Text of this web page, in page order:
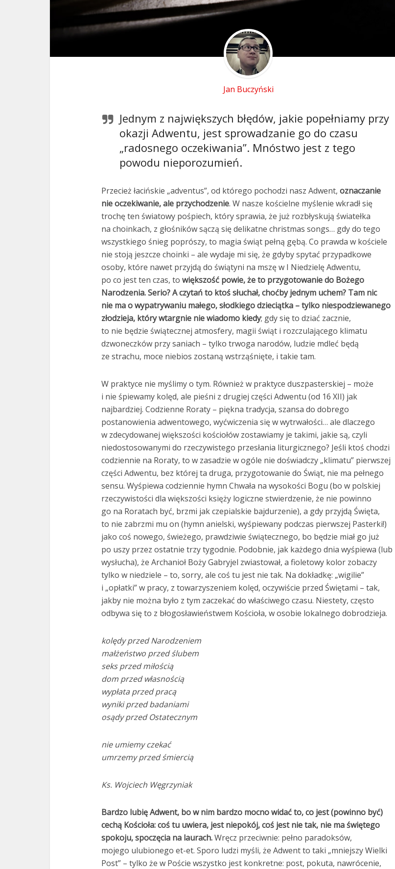
Jan Buczyński
Jednym z największych błędów, jakie popełniamy przy
okazji Adwentu, jest sprowadzanie go do czasu
„radosnego oczekiwania”. Mnóstwo jest z tego
powodu nieporozumień.
Przecież łacińskie „adventus”, od którego pochodzi nasz Adwent, oznaczanie
nie oczekiwanie, ale przychodzenie. W nasze kościelne myślenie wkradł się
trochę ten światowy pośpiech, który sprawia, że już rozbłyskują światełka
na choinkach, z głośników sączą się delikatne christmas songs… gdy do tego
wszystkiego śnieg poprószy, to magia świąt pełną gębą. Co prawda w kościele
nie stoją jeszcze choinki – ale wydaje mi się, że gdyby spytać przypadkowe
osoby, które nawet przyjdą do świątyni na mszę w I Niedzielę Adwentu,
po co jest ten czas, to większość powie, że to przygotowanie do Bożego
Narodzenia. Serio?A czytań to ktoś słuchał, choćby jednym uchem? Tam nic
nie ma o wypatrywaniu małego, słodkiego dzieciątka – tylko niespodziewanego
złodzieja, który wtargnie nie wiadomo kiedy; gdy się to dziać zacznie,
to nie będzie świątecznej atmosfery, magii świąt i rozczulającego klimatu
dzwoneczków przy saniach – tylko trwoga narodów, ludzie mdleć będą
ze strachu, moce niebios zostaną wstrząśnięte, i takie tam.
W praktyce nie myślimy o tym. Również w praktyce duszpasterskiej – może
i nie śpiewamy kolęd, ale pieśni z drugiej części Adwentu (od 16 XII) jak
najbardziej. Codzienne Roraty – piękna tradycja, szansa do dobrego
postanowienia adwentowego, wyćwiczenia się w wytrwałości… ale dlaczego
w zdecydowanej większości kościołów zostawiamy je takimi, jakie są, czyli
niedostosowanymi do rzeczywistego przesłania liturgicznego? Jeśli ktoś chodzi
codziennie na Roraty, to w zasadzie w ogóle nie doświadczy „klimatu” pierwszej
części Adwentu, bez której ta druga, przygotowanie do Świąt, nie ma pełnego
sensu. Wyśpiewa codziennie hymn Chwała na wysokości Bogu (bo w polskiej
rzeczywistości dla większości księży logiczne stwierdzenie, że nie powinno
go na Roratach być, brzmi jak czepialskie bajdurzenie), a gdy przyjdą Święta,
to nie zabrzmi mu on (hymn anielski, wyśpiewany podczas pierwszej Pasterki!)
jako coś nowego, świeżego, prawdziwie świątecznego, bo będzie miał go już
po uszy przez ostatnie trzy tygodnie. Podobnie, jak każdego dnia wyśpiewa (lub
wysłucha), że Archanioł Boży Gabryjel zwiastował, a fioletowy kolor zobaczy
tylko w niedziele – to, sorry, ale coś tu jest nie tak. Na dokładkę: „wigilie”
i „opłatki” w pracy, z towarzyszeniem kolęd, oczywiście przed Świętami – tak,
jakby nie można było z tym zaczekać do właściwego czasu. Niestety, często
odbywa się to z błogosławieństwem Kościoła, w osobie lokalnego dobrodzieja.
kolędy przed Narodzeniem
małżeństwo przed ślubem
seks przed miłością
dom przed własnością
wypłata przed pracą
wyniki przed badaniami
osądy przed Ostatecznym
nie umiemy czekać
umrzemy przed śmiercią
Ks. Wojciech Węgrzyniak
Bardzo lubię Adwent, bo w nim bardzo mocno widać to, co jest (powinno być)
cechą Kościoła: coś tu uwiera, jest niepokój, coś jest nie tak, nie ma świętego
spokoju, spoczęcia na laurach.Wręcz przeciwnie: pełno paradoksów,
mojego ulubionego et-et. Sporo ludzi myśli, że Adwent to taki „mniejszy Wielki
Post” – tylko że w Poście wszystko jest konkretne: post, pokuta, nawrócenie,